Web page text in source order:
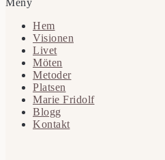
Meny
Hem
Visionen
Livet
Möten
Metoder
Platsen
Marie Fridolf
Blogg
Kontakt